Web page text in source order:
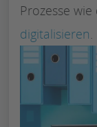
Prozesse wie
digitalisieren.